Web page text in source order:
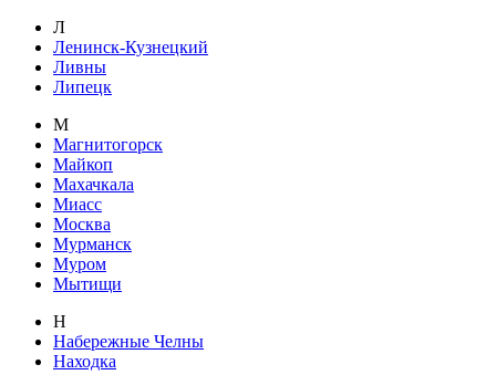
Л
Ленинск-Кузнецкий
Ливны
Липецк
М
Магнитогорск
Майкоп
Махачкала
Миасс
Москва
Мурманск
Муром
Мытищи
Н
Набережные Челны
Находка